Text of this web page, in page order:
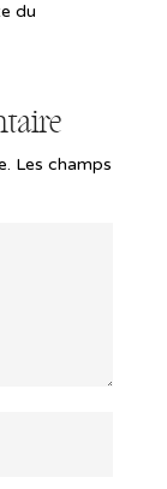
du
Les champs